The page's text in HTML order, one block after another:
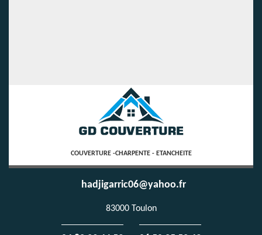
COUVERTURE -CHARPENTE - ETANCHEITE
hadjigarric06@yahoo.fr
83000 Toulon